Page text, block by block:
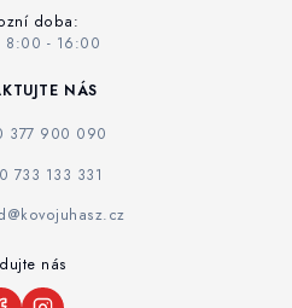
doba:
8:00 - 16:00
NÁS
377 900 090
733 133 331
nás